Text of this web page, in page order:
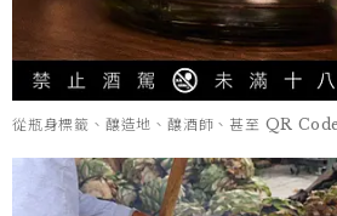
從瓶身標籤、釀造地、釀酒師、甚至 QR